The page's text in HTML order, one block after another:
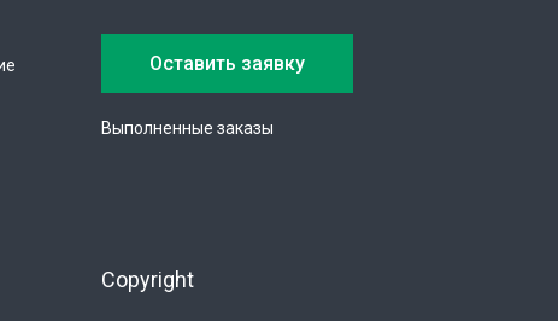
Оставить заявку
Выполненные заказы
Copyright